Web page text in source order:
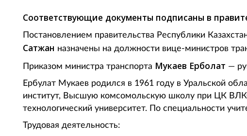
Соответствующие документы подписаны в
Постановлением правительства Республики
Сатжан назначены на должности вице-министров
Приказом министра транспорта Мукаев Ерболат —
Ербулат Мукаев родился в 1961 году в Уральской
институт, Высшую комсомольскую школу при ЦК
технологический университет. По специальности
Трудовая деятельность: